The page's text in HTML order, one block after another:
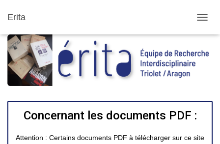
Erita
Concernant les documents PDF :
Attention : Certains documents PDF à télécharger sur ce site